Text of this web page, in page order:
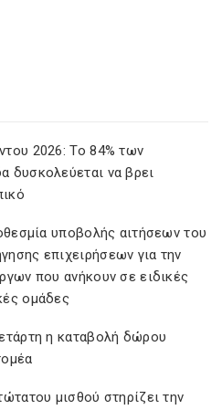
2026: Το 84% των
δυσκολεύεται να βρει
υποβολής αιτήσεων του
επιχειρήσεων για την
που ανήκουν σε ειδικές
ομάδες
η καταβολή δώρου
μισθού στηρίζει την